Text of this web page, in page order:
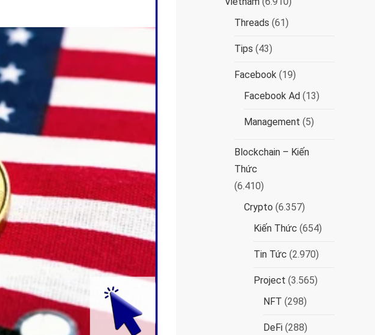
Threads (61)
Tips (43)
Facebook (19)
Facebook Ad (13)
Management (5)
Blockchain – Kiến
Thức
(6.410)
Crypto (6.357)
Kiến Thức (654)
Tin Tức (2.970)
Project (3.565)
NFT (298)
DeFi (288)